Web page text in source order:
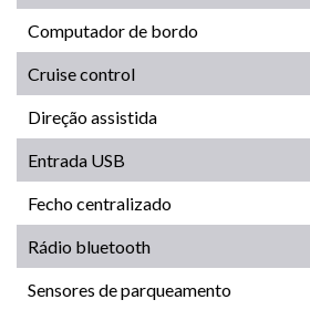
Computador de bordo
Cruise control
Direção assistida
Entrada USB
Fecho centralizado
Rádio bluetooth
Sensores de parqueamento